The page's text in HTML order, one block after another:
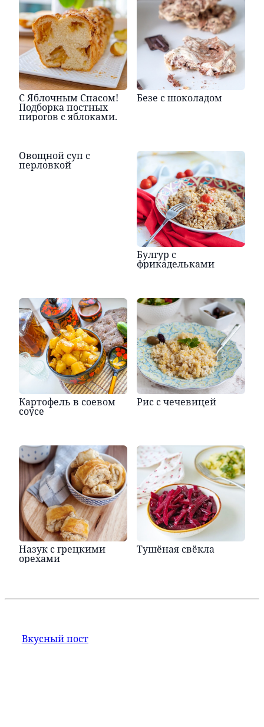
С Яблочным Спасом!
Подборка постных
пирогов с яблоками.
Безе с шоколадом
Овощной суп с
перловкой
Булгур с
фрикадельками
Картофель в соевом
соусе
Рис с чечевицей
Назук с грецкими
орехами
Тушёная свёкла
Вкусный пост